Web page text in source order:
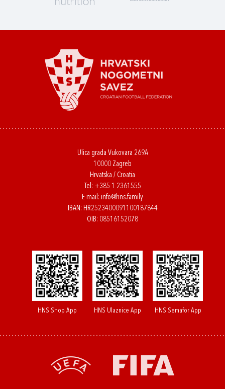
Ulica grada Vukovara 269A
10000 Zagreb
Hrvatska / Croatia
Tel: +385 1 2361555
E-mail: info@hns.family
IBAN: HR2523400091100187844
OIB: 08516152078
HNS Shop App HNS Ulaznice App HNS Semafor App